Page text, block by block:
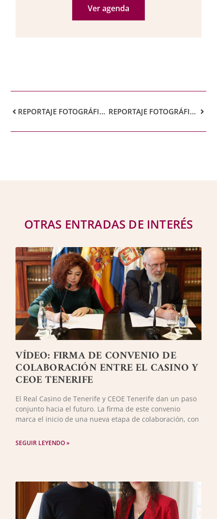
Ver agenda
REPORTAJE FOTOGRÁFICO DEL II CICLO DE CINE REPORTAJE FOTOGRÁFICO DE LA FIESTA DE LA CEVEZA
OTRAS ENTRADAS DE INTERÉS
VÍDEO: FIRMA DE CONVENIO DE
COLABORACIÓN ENTRE EL CASINO Y
CEOE TENERIFE
El Real Casino de Tenerife y CEOE Tenerife dan un paso
conjunto hacia el futuro. La firma de este convenio
marca el inicio de una nueva etapa de colaboración, con
SEGUIR LEYENDO »